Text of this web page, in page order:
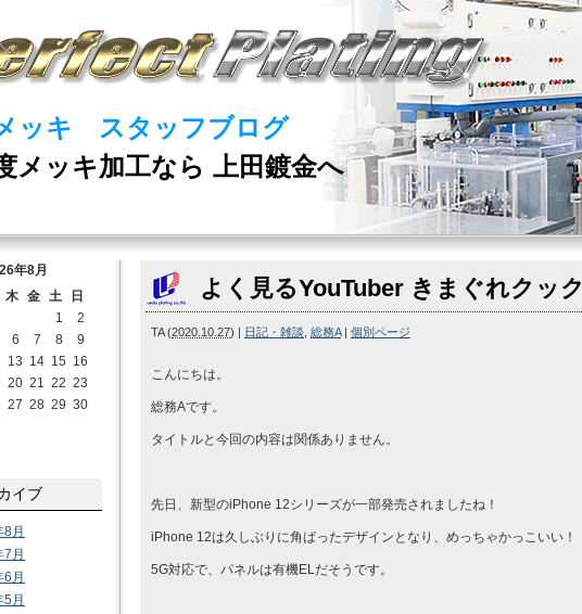
ッキ スタッフブログ
メッキ加工なら 上田鍍金へ
よく見るYouTuber きまぐれクック
TA(2020.10.27) | 日記・雑談 総務A| 個別ページ
こんにちは。
総務Aです。
タイトルと今回の内容は関係ありません。
先日、新型のiPhone 12シリーズが一部発売されましたね！
iPhone 12は久しぶりに角ばったデザインとなり、めっちゃかっこいい！
5G対応で、パネルは有機ELだそうです。
年8月
木 金 土
日
1
2
6 7 8
9
13 14 15 16
20 21 22 23
27 28 29 30
イブ
月
月
月
月